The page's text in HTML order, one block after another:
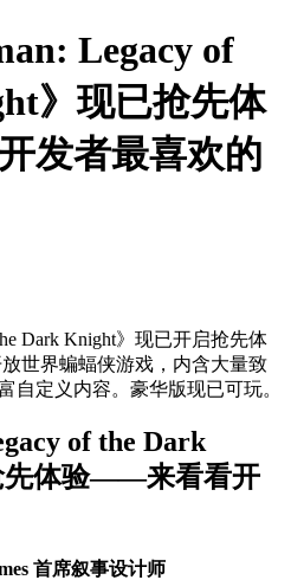
Legacy of
》现已抢先体
发者最喜欢的
Dark Knight》现已开启抢先体
世界蝙蝠侠游戏，内含大量致
自定义内容。豪华版现已可玩。
of the Dark
先体验——来看看开
首席叙事设计师